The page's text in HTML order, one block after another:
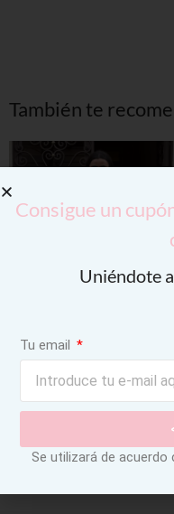
También te
Pantalón de Micro Pana
40,95€ 34,81€
Consigue un
Uniéndote
Tu email
Se utilizará de acuerdo